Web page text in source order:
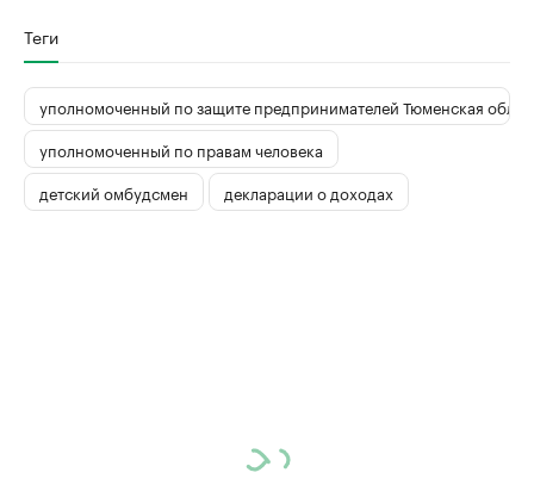
Теги
уполномоченный по защите предпринимателей Тюменская
уполномоченный по правам человека
детский омбудсмен
декларации о доходах